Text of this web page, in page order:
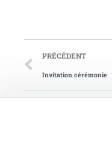
PRÉCÉDENT
Invitation cérémonie